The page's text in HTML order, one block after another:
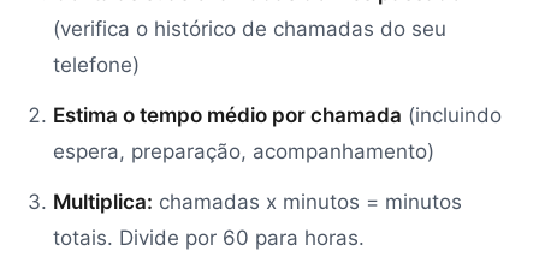
(verifica o histórico de chamadas do seu
telefone)
Estima o tempo médio por chamada (incluindo
espera, preparação, acompanhamento)
Multiplica: chamadas x minutos = minutos
totais. Divide por 60 para horas.